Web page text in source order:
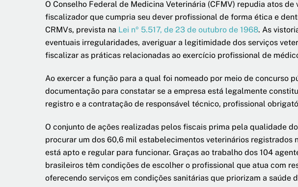
O Conselho Federal de Medicina Veterinária (CFMV) repudia atos
fiscalizador que cumpria seu dever profissional de forma ética e
CRMVs, prevista na Lei nº 5.517, de 23 de outubro de 1968. As
eventuais irregularidades, averiguar a legitimidade dos serviços
fiscalizar as práticas relacionadas ao exercício profissional de
Ao exercer a função para a qual foi nomeado por meio de concurso
documentação para constatar se a empresa está legalmente
registro e a contratação de responsável técnico, profissional
O conjunto de ações realizadas pelos fiscais prima pela qualidade
procurar um dos 60,6 mil estabelecimentos veterinários registrados
está apto e regular para funcionar. Graças ao trabalho dos 104
brasileiros têm condições de escolher o profissional que atua com
oferecendo serviços em condições sanitárias que priorizam a saúde